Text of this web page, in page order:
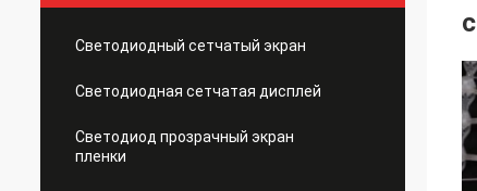
Светодиодный сетчатый экран
Светодиодная сетчатая дисплей
Светодиод прозрачный экран
пленки